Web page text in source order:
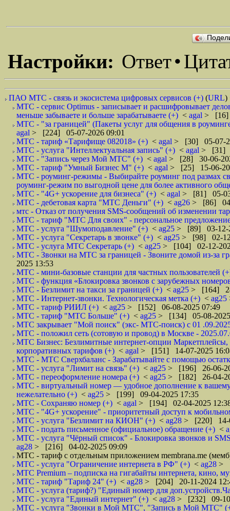
Настройки: Ответ•
ПАО МТС - связь и экосистема цифровых сервисов (+) (URL)
МТС - сервис Optimus - записывает и расшифровывает
меньше забываете и больше зарабатываете (+) < agal > [16]
МТС - "за границей" (Пакеты услуг для общения в
agal > [224] 05-07-2026 09:01
МТС - тариф «Тарифище 082018» (+) < agal > [30] 05-07-
МТС - услуга "Интеллектуальная запись" (+) < agal > [31]
МТС - "Запись через Мой МТС" (+) < agal > [28] 30-06-
МТС - тариф "Умный Бизнес М" (+) < agal > [25] 15-06-
МТС - роуминг-режимы - Выбирайте роуминг под размах
роуминг-режим по выгодной цене для более активного
МТС - "4G+ ускорение для бизнеса" (+) < agal > [81] 05-
МТС - дебетовая карта "МТС Деньги" (+) < ag26 > [86] 04-
мтс - Отказ от получения SMS-сообщений об изменении
МТС - тариф "МТС Для своих" - персональное
МТС - услуга "Шумоподавление" (+) < ag25 > [89] 03-12-
МТС - услуга "Секретарь в звонке" (+) < ag25 > [98] 02-
МТС - услуга МТС Секретарь (+) < ag25 > [104] 02-12-
МТС - Звонки на МТС за границей - Звоните домой из-за
2025 13:53
МТС - мини-базовые станции для частных пользователей
МТС - функция «Блокировка звонков с зарубежных
МТС - Безлимит на такси за границей (+) < ag25 > [164]
МТС - Интернет-звонки. Технологическая метка (+) < ag25
МТС - тариф РИИЛ (+) < ag25 > [152] 06-08-2025 07:49
МТС - тариф "МТС Больше" (+) < ag25 > [134] 05-08-2025
МТС закрывает "Мой поиск" (экс- МТС-поиск) с 01
МТС - положил сеть (сотовую и провод) в Москве -
МТС Бизнес: Безлимитные интернет‑опции Маркетплейсы,
корпоративных тарифов (+) < agal > [151] 14-07-2025
МТС - МТС Сверхбаланс - Зарабатывайте с помощью
МТС - услуга "Лимит на связь" (+) < ag25 > [196] 26-06-
МТС - переоформление номера (+) < ag25 > [182] 26-04-
МТС - виртуальный номер — удобное дополнение к вашему
нежелательно (+) < ag25 > [199] 09-04-2025 17:35
МТС - Сохраняю номер (+) < agal > [194] 02-04-2025
МТС - "4G+ ускорение" - приоритетный доступ к
МТС - услуга "Безлимит на КИОН" (+) < ag28 > [220] 14-
МТС - подать письменное (официальное) обращение (+) <
МТС - услуга "Чёрный список" - Блокировка звонков и
ag28 > [216] 04-02-2025 09:09
МТС - тариф с отдельным приложением membrana.me
МТС - услуга "Ограничение интернета в РФ" (+) < ag28 >
МТС Premium – подписка на гигабайты интернета, кино,
МТС - тариф "Тариф 24" (+) < ag28 > [204] 20-11-2024
МТС - услуга (тариф?) "Единый номер для
МТС - услуга "Единый интернет" (+) < ag28 > [232] 09-
МТС - услуга "Звонки в Мой МТС", "Запись в Мой МТС"